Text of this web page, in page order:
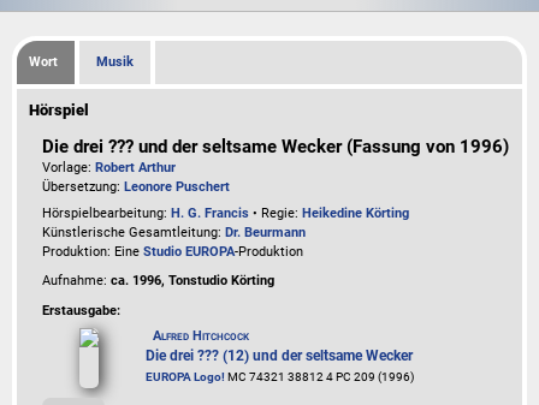
Wort Musik
Hörspiel
Die drei ??? und der seltsame Wecker (Fassung von 1996)
Vorlage:Robert Arthur
Übersetzung:Leonore Puschert
Hörspielbearbeitung:H. G. Francis • Regie:Heikedine Körting
Künstlerische Gesamtleitung:Dr. Beurmann
Produktion: EineStudio EUROPA-Produktion
Aufnahme:ca. 1996, Tonstudio Körting
Erstausgabe:
Alfred Hitchcock
Die drei ??? (12) und der seltsame Wecker
EUROPA Logo!MC 74321 38812 4 PC 209 (1996)